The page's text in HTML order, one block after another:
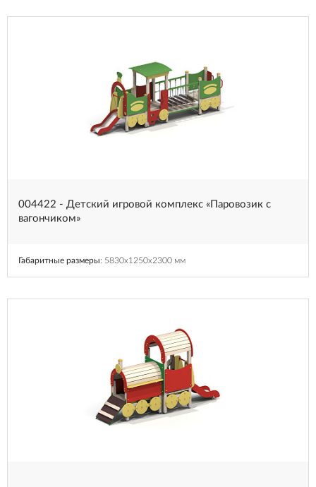
004422 - Детский игровой комплекс «Паровозик с
вагончиком»
Габаритные размеры: 5830x1250x2300 мм